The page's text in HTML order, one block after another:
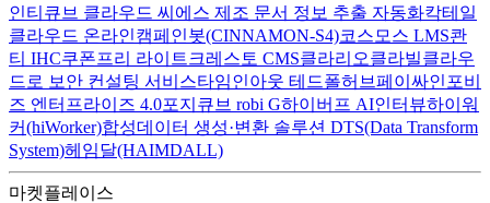
인티큐브 클라우드 씨에스 제조 문서 정보 추출 자동화칵테일
클라우드 온라인캠페인봇(CINNAMON-S4)코스모스 LMS콴
티 IHC쿠폰프리 라이트 크레스토 CMS클라리오클라빌클라우
드로 보안 컨설팅 서비스타임인아웃 테드폴허브페이싸인 포비
즈 엔터프라이즈 4.0포지큐브 robi G하이버프 AI인터뷰하이워
커(hiWorker)합성데이터 생성·변환 솔루션 DTS(Data Transform
System)헤임달(HAIMDALL)
마켓플레이스